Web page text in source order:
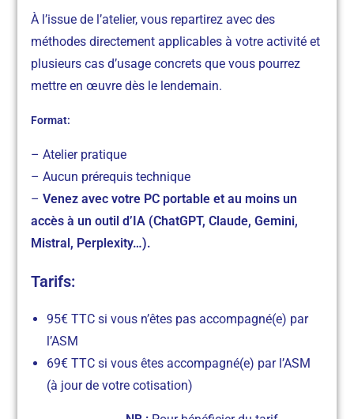
À l’issue de l’atelier, vous repartirez avec des
méthodes directement applicables à votre activité et
plusieurs cas d’usage concrets que vous pourrez
mettre en œuvre dès le lendemain.
Format:
– Atelier pratique
– Aucun prérequis technique
–Venez avec votre PC portable et au moins un
accès à un outil d’IA (ChatGPT, Claude, Gemini,
Mistral, Perplexity…).
Tarifs:
95€ TTC si vous n’êtes pas accompagné(e) par
l’ASM
69€ TTC si vous êtes accompagné(e) par l’ASM
(à jour de votre cotisation)